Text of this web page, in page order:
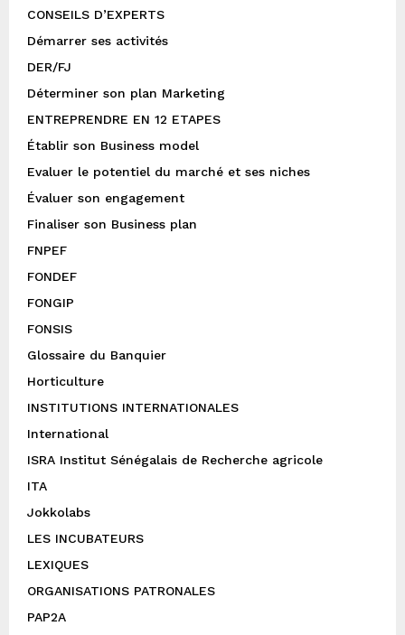
CONSEILS D’EXPERTS
Démarrer ses activités
DER/FJ
Déterminer son plan Marketing
ENTREPRENDRE EN 12 ETAPES
Établir son Business model
Evaluer le potentiel du marché et ses niches
Évaluer son engagement
Finaliser son Business plan
FNPEF
FONDEF
FONGIP
FONSIS
Glossaire du Banquier
Horticulture
INSTITUTIONS INTERNATIONALES
International
ISRA Institut Sénégalais de Recherche agricole
ITA
Jokkolabs
LES INCUBATEURS
LEXIQUES
ORGANISATIONS PATRONALES
PAP2A